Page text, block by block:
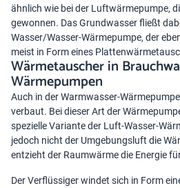
ähnlich wie bei der Luftwärmepumpe,
gewonnen. Das Grundwasser fließt
Wasser/Wasser-Wärmepumpe, der
meist in Form eines
Wärmetauscher in
Wärmepumpen
Auch in der Warmwasser-
verbaut. Bei dieser Art der
spezielle Variante der Luft-Wasser-
jedoch nicht der Umgebungsluft die
entzieht der Raumwärme die Energie
Der Verflüssiger windet sich in Form